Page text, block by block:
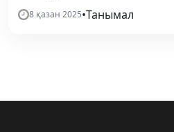
8 қазан 2025•Танымал